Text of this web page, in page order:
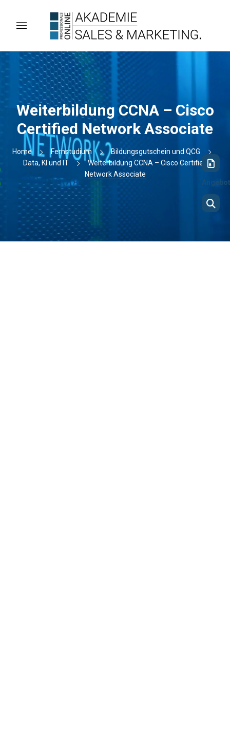
Weiterbildung CCNA – Cisco
Certified Network Associate
Home Fernstudium
Bildungsgutschein und QCG
Data, KI und IT
Weiterbildung CCNA – Cisco Certified
Network Associate
Angebot